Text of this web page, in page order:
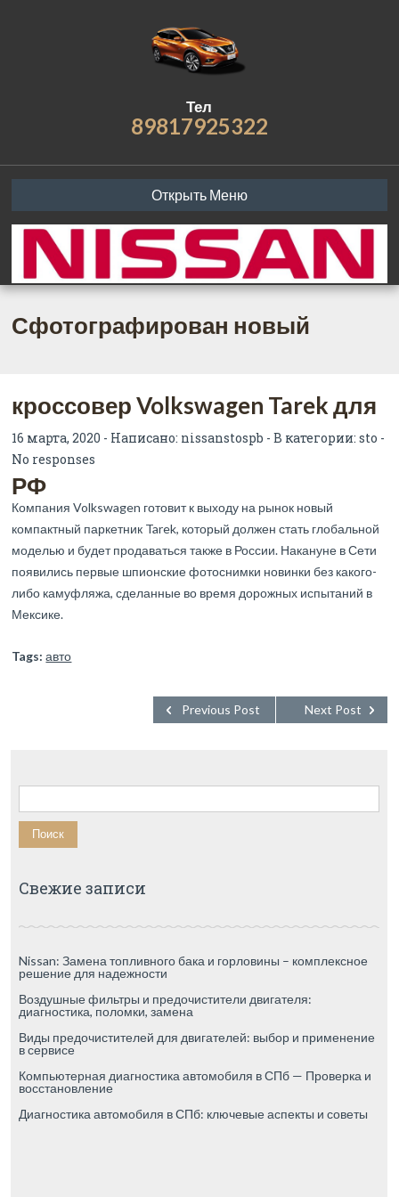
Тел
89817925322
Открыть Меню
Сфотографирован новый
кроссовер Volkswagen Tarek для
РФ
16 марта, 2020 - Написано: nissanstospb - В категории:sto -
No responses
Компания Volkswagen готовит к выходу на рынок новый
компактный паркетник Tarek, который должен стать глобальной
моделью и будет продаваться также в России. Накануне в Сети
появились первые шпионские фотоснимки новинки без какого-
либо камуфляжа, сделанные во время дорожных испытаний в
Мексике.
Tags: авто
Next Post
Previous Post
Найти:
Свежие записи
Nissan: Замена топливного бака и горловины – комплексное
решение для надежности
Воздушные фильтры и предочистители двигателя:
диагностика, поломки, замена
Виды предочистителей для двигателей: выбор и применение
в сервисе
Компьютерная диагностика автомобиля в СПб — Проверка и
восстановление
Диагностика автомобиля в СПб: ключевые аспекты и советы